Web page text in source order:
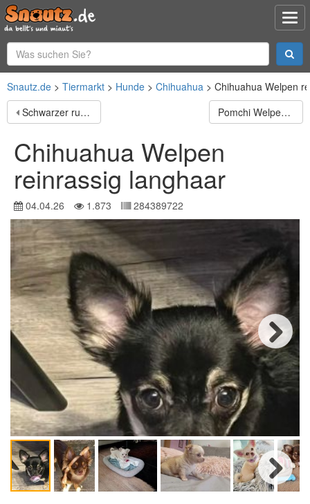
Snautz.de Tiermarkt Hunde Chihuahua
Chihuahua Welpen
Schwarzer russischer Terrierwelpe Astra Fidelis FCI
Pomchi Welpen langhaar
Chihuahua Welpen
reinrassig langhaar
04.04.26 1.873 284389722
Next
Next